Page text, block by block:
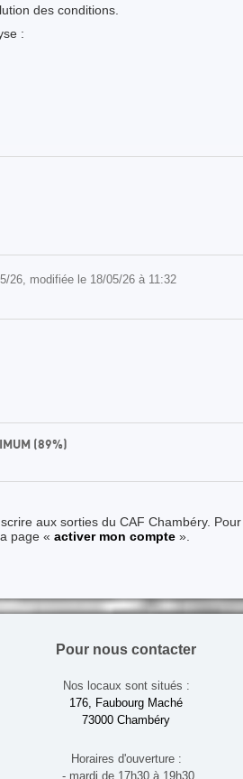
des conditions.
:
26, modifiée le 18/05/26 à 11:32
(89%)
aux sorties du CAF Chambéry. Pour
page « activer mon compte ».
Pour nous contacter
Nos locaux sont situés :
176, Faubourg Maché
73000 Chambéry
Horaires d'ouverture :
- mardi de 17h30 à 19h30